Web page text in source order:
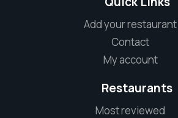
Add your restaurant
Contact
My account
Restaurants
Most reviewed